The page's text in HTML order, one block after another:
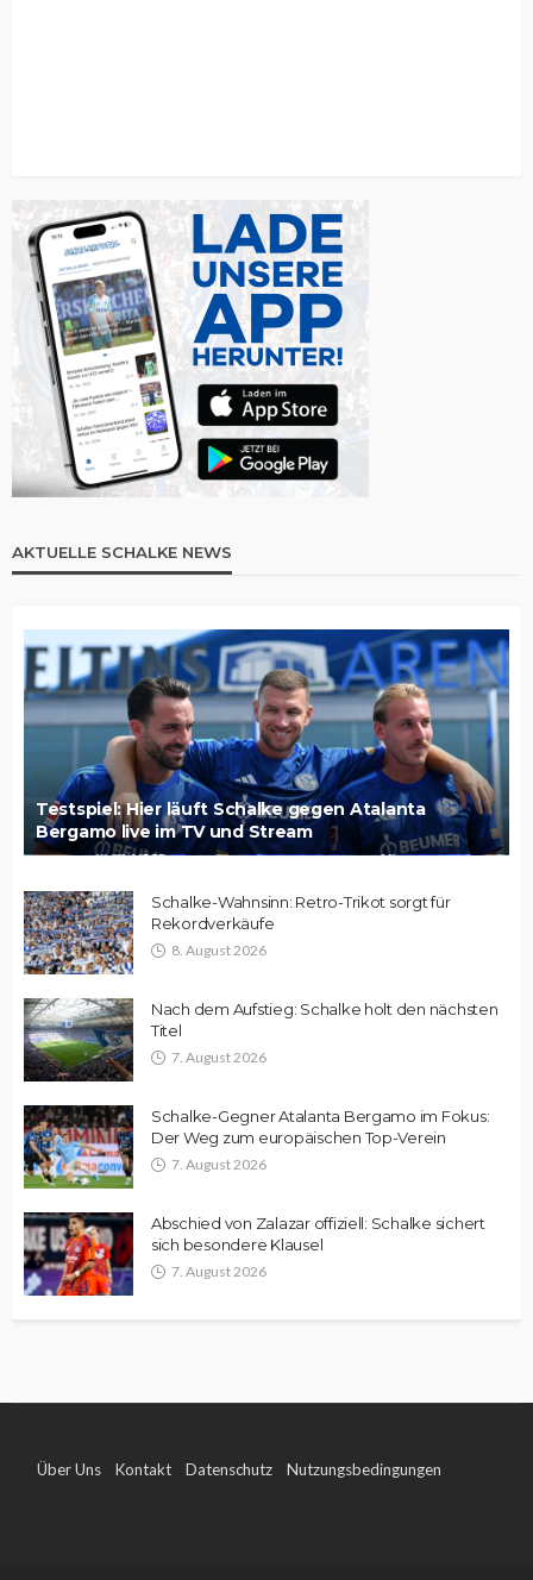
AKTUELLE SCHALKE NEWS
Testspiel: Hier läuft Schalke gegen Atalanta
Bergamo live im TV und Stream
Schalke-Wahnsinn: Retro-Trikot sorgt für
Rekordverkäufe
8. August 2026
Nach dem Aufstieg: Schalke holt den nächsten
Titel
7. August 2026
Schalke-Gegner Atalanta Bergamo im Fokus:
Der Weg zum europäischen Top-Verein
7. August 2026
Abschied von Zalazar offiziell: Schalke sichert
sich besondere Klausel
7. August 2026
Über Uns Kontakt Datenschutz Nutzungsbedingungen